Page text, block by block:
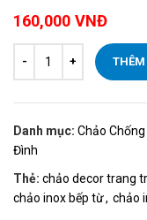
160,000 VNĐ
Danh mục: Chảo Chống
Đình
Thẻ: chảo decor trang
chảo inox bếp từ, chảo